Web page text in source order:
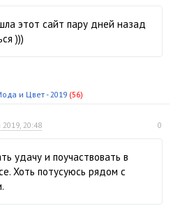
этот сайт пару дней назад
)))
и Цвет - 2019 (56)
20:48 0
удачу и поучаствовать в
Хоть потусуюсь рядом с